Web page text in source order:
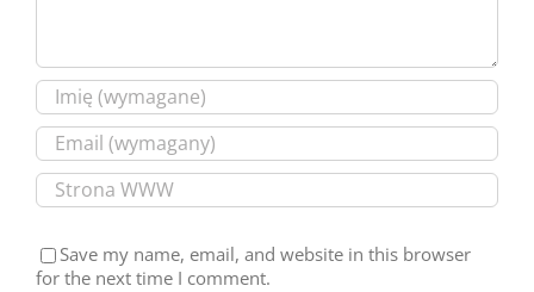
Save my name, email, and website in this browser
for the next time I comment.